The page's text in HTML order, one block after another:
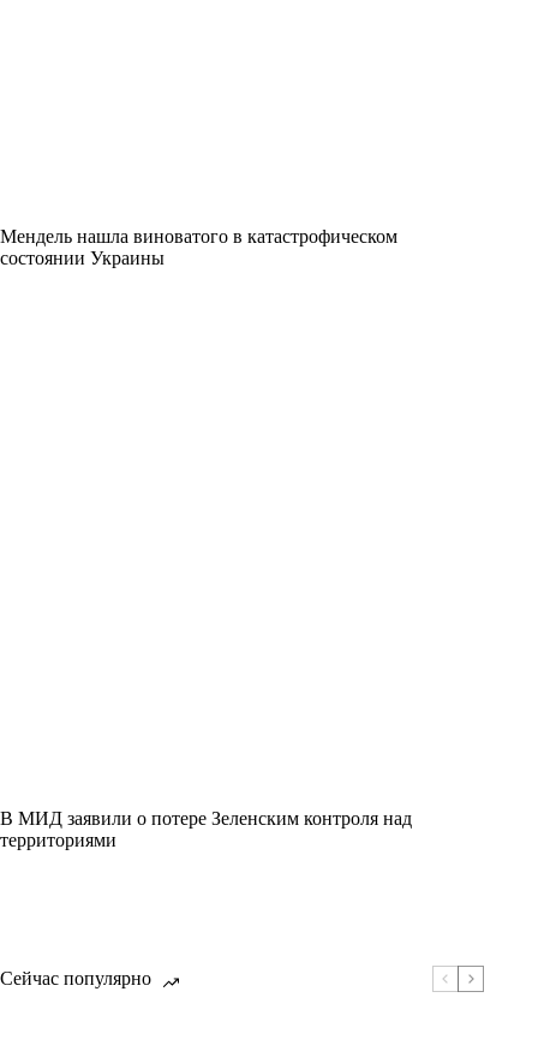
Мендель нашла виноватого в катастрофическом
состоянии Украины
В МИД заявили о потере Зеленским контроля над
территориями
Сейчас популярно